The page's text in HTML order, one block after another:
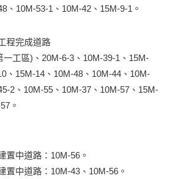
、10M-53-1、10M-42、15M-9-1。
程完成道路
一工區)、20M-6-3、10M-39-1、15M-
、15M-14、10M-48、10M-44、10M-
2、10M-55、10M-37、10M-57、15M-
。
置中道路：10M-56。
置中道路：10M-43、10M-56。